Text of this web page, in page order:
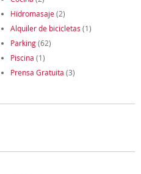
Hidromasaje(2)
Alquiler de bicicletas (1)
Parking(62)
Piscina (1)
Prensa Gratuita (3)